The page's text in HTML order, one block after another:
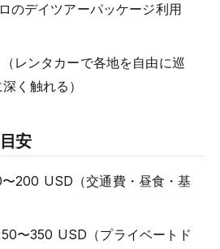
のデイツアーパッケージ利用
レンタカーで各地を自由に巡
く触れる）
安
200 USD（交通費・昼食・基
〜350 USD（プライベートド